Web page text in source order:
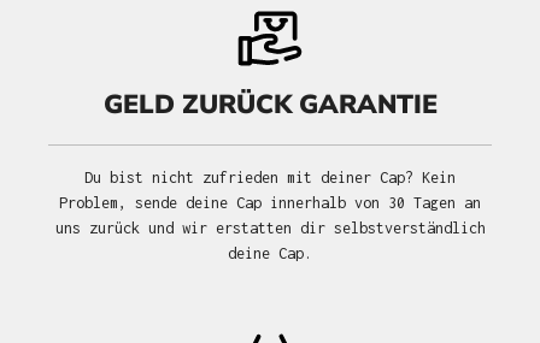
GELD ZURÜCK GARANTIE
Du bist nicht zufrieden mit deiner Cap? Kein
Problem, sende deine Cap innerhalb von 30 Tagen an
uns zurück und wir erstatten dir selbstverständlich
deine Cap.